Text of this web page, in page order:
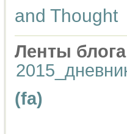
and Thought
Ленты
(fa)